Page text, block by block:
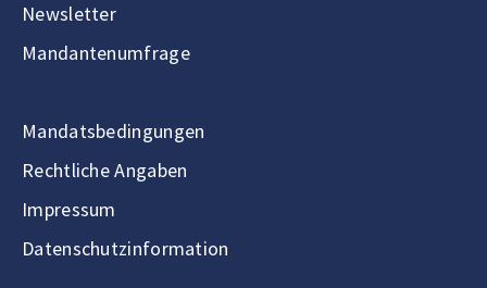
Newsletter
Mandantenumfrage
Mandatsbedingungen
Rechtliche Angaben
Impressum
Datenschutzinformation